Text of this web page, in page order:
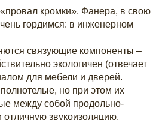
кромки». Фанера, в свою
гордимся: в инженерном
связующие компоненты –
экологичен (отвечает
для мебели и дверей.
но при этом их
между собой продольно-
отличную звукоизоляцию.